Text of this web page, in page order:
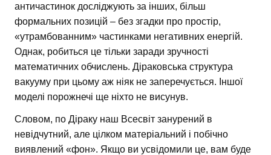
античастинок досліджують за інших, більш
формальних позицій – без згадки про простір,
«утрамбованним» частинками негативних енергій.
Однак, робиться це тільки заради зручності
математичних обчислень. Діраковська структура
вакууму при цьому аж ніяк не заперечується. Іншої
моделі порожнечі ще ніхто не висунув.
Словом, по Діраку наш Всесвіт занурений в
невідчутний, але цілком матеріальний і побічно
виявлений «фон». Якщо ви усвідомили це, вам буде